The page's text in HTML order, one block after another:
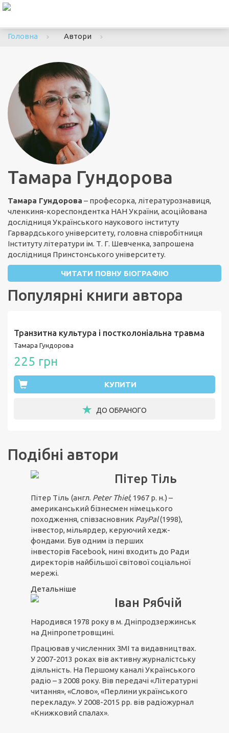
Головна
Автори
Тамара Гундорова
Тамара Гундорова – професорка, літературознавиця,
членкиня-кореспондентка НАН України, асоційована
дослідниця Українського наукового інституту
Гарвардського університету, головна співробітниця
Інституту літератури ім. Т. Г. Шевченка, запрошена
дослідниця Принстонського університету.
ЧИТАТИ ПОВНУ БІОГРАФІЮ
Популярні книги автора
Транзитна культура і постколоніальна травма
Тамара Гундорова
225 грн
КУПИТИ
ДО ОБРАНОГО
Подібні автори
Пітер Тіль
Пітер Тіль (англ. Peter Thiel; 1967 р. н.) –
американський бізнесмен німецького
походження, співзасновник PayPal(1998),
інвестор, мільярдер, керуючий хедж-
фондами. Був одним із перших
інвесторів Facebook, нині входить до Ради
директорів найбільшої світової соціальної
мережі.
Детальніше
Іван Рябчій
Народився 1978 року в м. Дніпродзержинськ
на Дніпропетровщині.
Працював у численних ЗМІ та видавництвах.
У 2007-2013 роках вів активну журналістську
діяльність. На Першому каналі Українського
радіо – з 2008 року. Вів передачі «Літературні
читання», «Слово», «Перлини українського
перекладу». У 2008-2015 рр. вів радіожурнал
«Книжковий спалах».